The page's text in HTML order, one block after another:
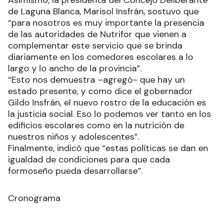
de Laguna Blanca, Marisol Insfrán, sostuvo que
“para nosotros es muy importante la presencia
de las autoridades de Nutrifor que vienen a
complementar este servicio que se brinda
diariamente en los comedores escolares a lo
largo y lo ancho de la provincia”.
“Esto nos demuestra –agregó- que hay un
estado presente, y como dice el gobernador
Gildo Insfrán, el nuevo rostro de la educación es
la justicia social. Eso lo podemos ver tanto en los
edificios escolares como en la nutrición de
nuestros niños y adolescentes”.
Finalmente, indicó que “estas políticas se dan en
igualdad de condiciones para que cada
formoseño pueda desarrollarse”.
Cronograma